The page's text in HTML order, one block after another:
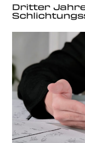
Dritter